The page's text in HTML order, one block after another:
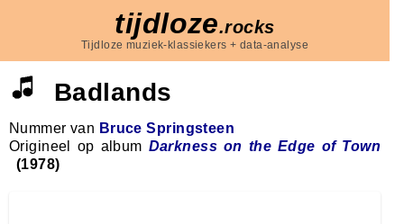
tijdloze.rocks
Tijdloze muziek-klassiekers + data-analyse
Badlands
Nummer van Bruce Springsteen
Origineel op album Darkness on the Edge of Town
(1978)